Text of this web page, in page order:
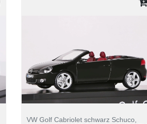
VW Golf Cabriolet schwarz Schuco,